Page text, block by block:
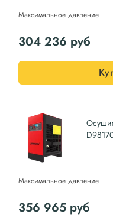
Максимальное давление
304 236 руб
Максимальное давление
356 965 руб